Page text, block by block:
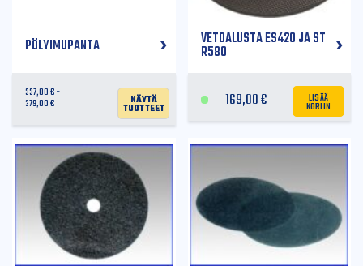
PÖLYIMUPANTA
337,00€
379,00€ Näytä
tuotteet
VETOALUSTA ES420 JA ST
R580
169,00€ LISÄÄ
KORIIN